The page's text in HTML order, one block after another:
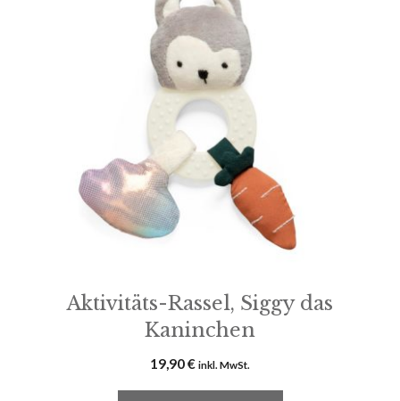
Aktivitäts-Rassel, Siggy das
Kaninchen
19,90€ inkl. MwSt.